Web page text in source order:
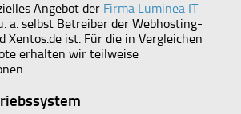
Angebot der Firma Luminea IT
a. selbst Betreiber der Webhosting-
Xentos.de ist. Für die in Vergleichen
erhalten wir teilweise